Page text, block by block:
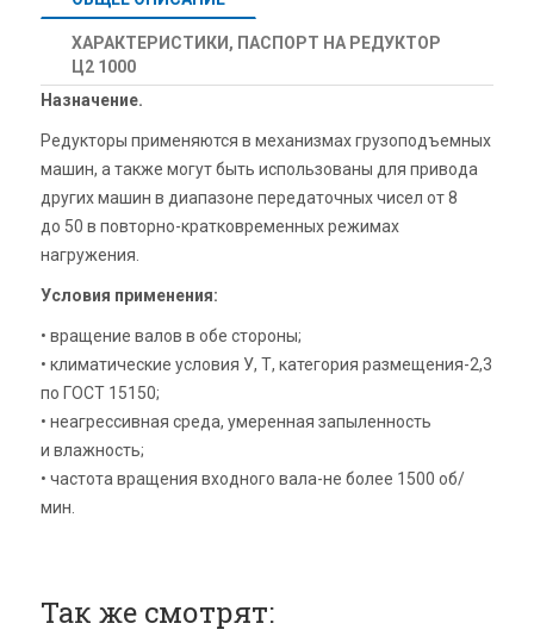
ХАРАКТЕРИСТИКИ, ПАСПОРТ НА РЕДУКТОР
Ц2 1000
Назначение.
Редукторы применяются в механизмах грузоподъемных
машин, а также могут быть использованы для привода
других машин в диапазоне передаточных чисел от 8
до 50 в повторно-кратковременных режимах
нагружения.
Условия применения:
• вращение валов в обе стороны;
• климатические условия У, Т, категория размещения-2,3
по ГОСТ 15150;
• неагрессивная среда, умеренная запыленность
и влажность;
• частота вращения входного вала-не более 1500 об/
мин.
Так же смотрят: